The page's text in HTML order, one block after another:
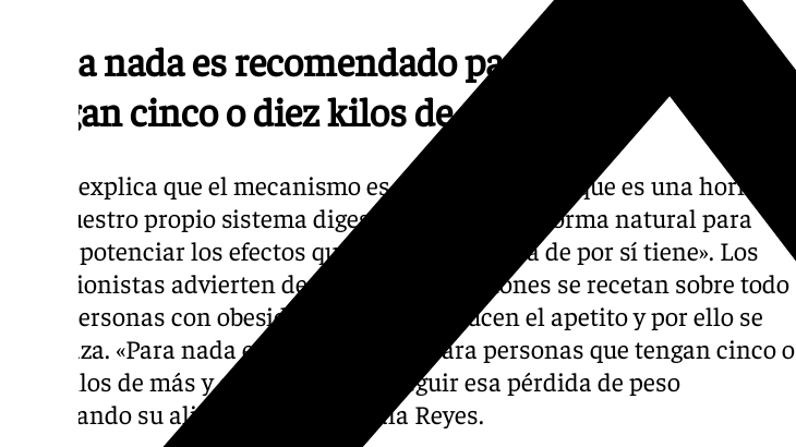
«Para nada es recomendado para personas que
tengan cinco o diez kilos de más»
Reyes explica que el mecanismo es «inyectar GLP-1, que es una hormona
que nuestro propio sistema digestivo produce de forma natural para
lograr potenciar los efectos que esta hormona ya de por sí tiene». Los
nutricionistas advierten de que estas inyecciones se recetan sobre todo
para personas con obesidad mórbida. Reducen el apetito y por ello se
adelgaza. «Para nada es recomendado para personas que tengan cinco o
diez kilos de más y que pueden conseguir esa pérdida de peso
cambiando su alimentación», señala Reyes.